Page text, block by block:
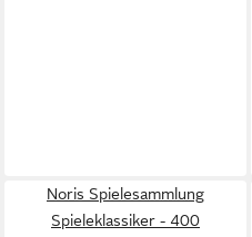
Noris Spielesammlung
Spieleklassiker - 400